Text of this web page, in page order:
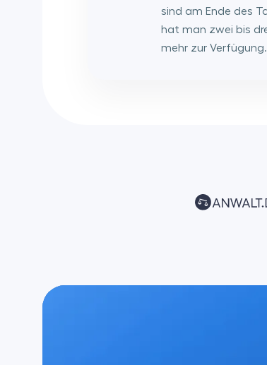
sind am Ende des
hat man zwei bis
mehr zur